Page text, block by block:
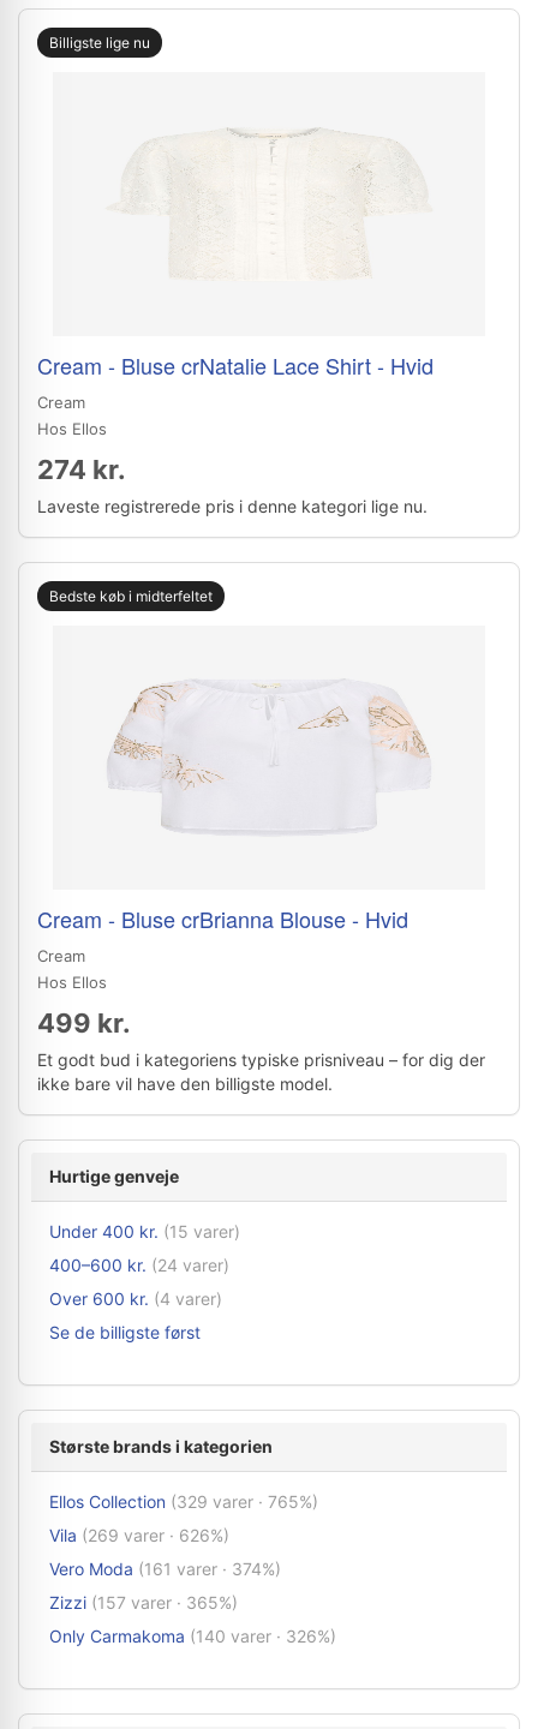
Billigste lige nu
Cream - Bluse crNatalie Lace Shirt - Hvid
Cream
Hos Ellos
274 kr.
Laveste registrerede pris i denne kategori lige nu.
Bedste køb i midterfeltet
Cream - Bluse crBrianna Blouse - Hvid
Cream
Hos Ellos
499 kr.
Et godt bud i kategoriens typiske prisniveau – for dig der
ikke bare vil have den billigste model.
Hurtige genveje
Under 400 kr. (15 varer)
400–600 kr. (24 varer)
Over 600 kr. (4 varer)
Se de billigste først
Største brands i kategorien
Ellos Collection (329 varer · 765%)
Vila (269 varer · 626%)
Vero Moda (161 varer · 374%)
Zizzi (157 varer · 365%)
Only Carmakoma (140 varer · 326%)